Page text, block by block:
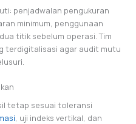
penjadwalan pengukuran
minimum, penggunaan
titik sebelum operasi. Tim
terdigitalisasi agar audit mutu
tetap sesuai toleransi
, uji indeks vertikal, dan